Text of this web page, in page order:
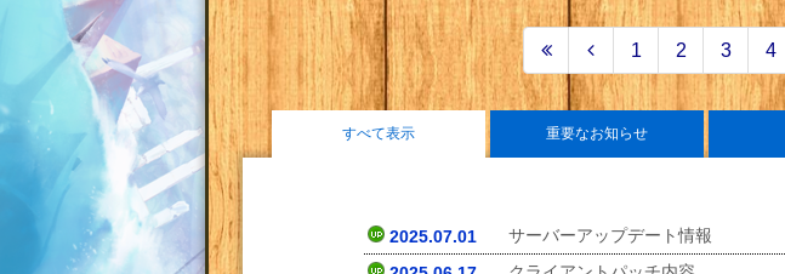
1 2 3 4
すべて表示 重要なお知らせ
2025.07.01
サーバーアップデート情報